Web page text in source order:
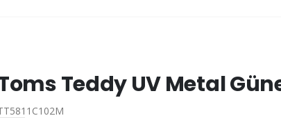
Teddy UV Metal